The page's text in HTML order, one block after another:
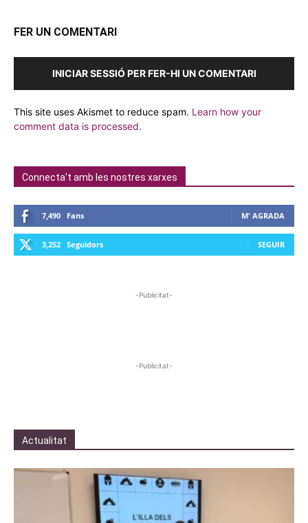
FER UN COMENTARI
INICIAR SESSIÓ PER FER-HI UN COMENTARI
This site uses Akismet to reduce spam. Learn how your
comment data is processed.
Connecta't amb les nostres xarxes
7,490 Fans M' AGRADA
3,252 Seguidors SEGUIR
-Publicitat-
-Publicitat-
Actualitat